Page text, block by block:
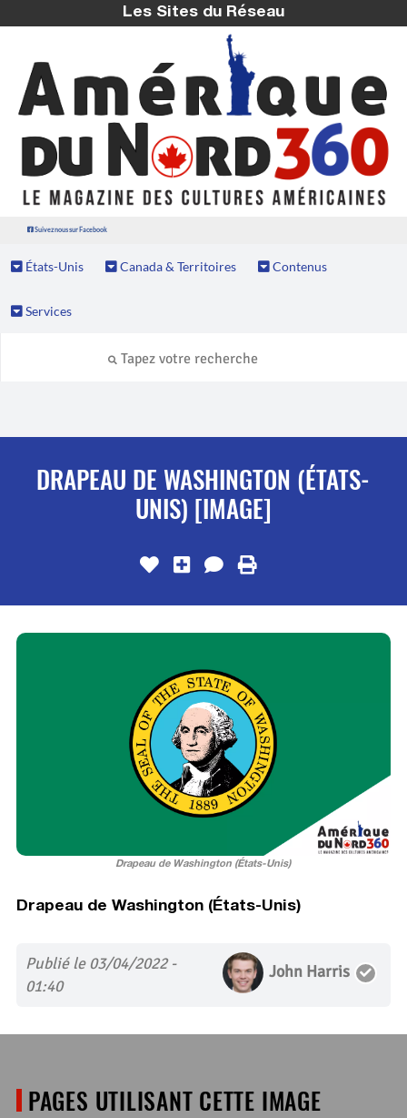
Les Sites du Réseau
Suivez nous sur Facebook
États-Unis Canada & Territoires Contenus
Services
DRAPEAU DE WASHINGTON (ÉTATS-
UNIS) [IMAGE]
Drapeau de Washington (États-Unis)
Drapeau de Washington (États-Unis)
Publié le 03/04/2022 -
01:40
John Harris
PAGES UTILISANT CETTE IMAGE